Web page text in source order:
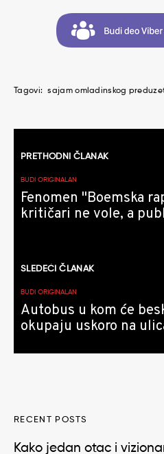
Tagovi: sajam omladinskog
članaka
PRETHODNI ČLANAK
BUDI ORIGINALAN
Fenomen "Boemska
kritičari ne vole, a
SLEDEĆI ČLANAK
BUDI ORIGINALAN
Autobus u kom će
okupaju uskoro na
RECENT POSTS
Kako jedan otac i